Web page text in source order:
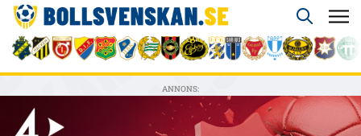
ANNONS: